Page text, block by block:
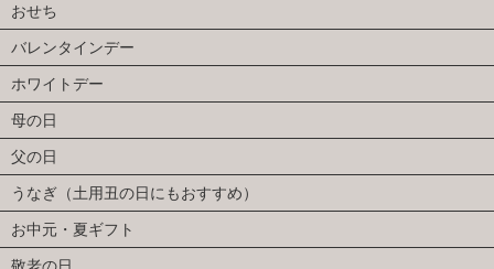
おせち
バレンタインデー
ホワイトデー
母の日
父の日
うなぎ（土用丑の日にもおすすめ）
お中元・夏ギフト
敬老の日